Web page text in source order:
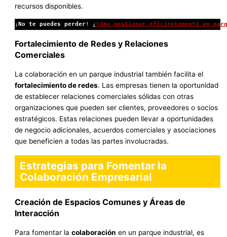
recursos disponibles.
¡No te puedes perder! ¿Cómo gestionar eficientemente un
Fortalecimiento de Redes y Relaciones
Comerciales
La colaboración en un parque industrial también facilita el
fortalecimiento de redes. Las empresas tienen la oportunidad
de establecer relaciones comerciales sólidas con otras
organizaciones que pueden ser clientes, proveedores o socios
estratégicos. Estas relaciones pueden llevar a oportunidades
de negocio adicionales, acuerdos comerciales y asociaciones
que beneficien a todas las partes involucradas.
Estrategias para Fomentar la
Colaboración Empresarial
Creación de Espacios Comunes y Áreas de
Interacción
Para fomentar lacolaboración en un parque industrial, es